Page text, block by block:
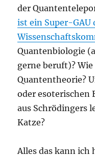
der
ist ein Super-GAU
Quantenbiologie
gerne beruft)?
Quantentheorie?
oder esoterischen
aus Schrödingers
Katze?
Alles das kann ich